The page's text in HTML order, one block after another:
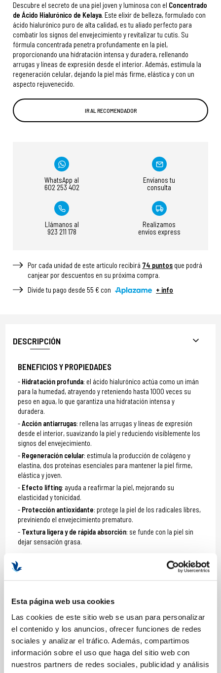
Esta página web usa cookies
Las cookies de este sitio web se usan para personalizar
el contenido y los anuncios, ofrecer funciones de redes
sociales y analizar el tráfico. Además, compartimos
información sobre el uso que haga del sitio web con
nuestros partners de redes sociales, publicidad y análisis
Descubre el secreto de una piel joven y luminosa con el Concentrado
de Ácido Hialurónico de Kelaya. Este elixir de belleza, formulado con
ácido hialurónico puro de alta calidad, es tu aliado perfecto para
combatir los signos del envejecimiento y revitalizar tu cutis. Su
fórmula concentrada penetra profundamente en la piel,
proporcionando una hidratación intensa y duradera, rellenando
arrugas y líneas de expresión desde el interior. Además, estimula la
regeneración celular, dejando la piel más firme, elástica y con un
aspecto rejuvenecido.
IR AL RECOMENDADOR
WhatsApp al
602 253 402
Envíanos tu
consulta
Llámanos al
923 211 178
Realizamos
envíos express
Por cada unidad de este articulo recibirá 74 puntos que podrá
canjear por descuentos en su próxima compra.
Divide tu pago desde 55 € con
+ info
DESCRIPCIÓN
BENEFICIOS Y PROPIEDADES
Hidratación profunda: el ácido hialurónico actúa como un imán
para la humedad, atrayendo y reteniendo hasta 1000 veces su
peso en agua, lo que garantiza una hidratación intensa y
duradera.
Acción antiarrugas: rellena las arrugas y líneas de expresión
desde el interior, suavizando la piel y reduciendo visiblemente los
signos del envejecimiento.
Regeneración celular: estimula la producción de colágeno y
elastina, dos proteínas esenciales para mantener la piel firme,
elástica y joven.
Efecto lifting: ayuda a reafirmar la piel, mejorando su
elasticidad y tonicidad.
Protección antioxidante: protege la piel de los radicales libres,
previniendo el envejecimiento prematuro.
Textura ligera y de rápida absorción: se funde con la piel sin
dejar sensación grasa.
COMPOSICIÓN
ACTIVOS
Vitamina C. Potente antioxidante que bloquea la acción de los
radicales libres causantes del envejecimiento prematuro de la
piel.